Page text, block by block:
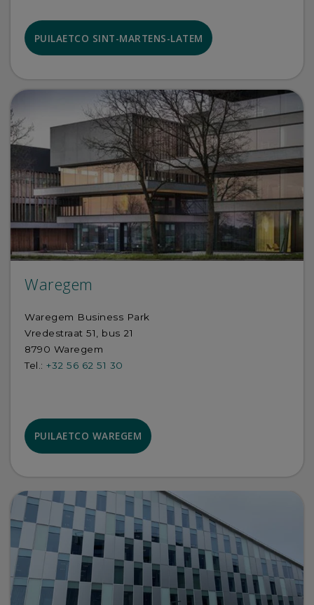
PUILAETCO SINT-MARTENS-LATEM
Waregem
Waregem Business Park
Vredestraat 51, bus 21
8790 Waregem
Tel.: +32 56 62 51 30
PUILAETCO WAREGEM